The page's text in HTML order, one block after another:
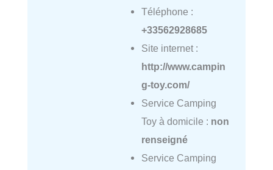
Téléphone :
+33562928685
Site internet :
http://www.campin
g-toy.com/
Service Camping
Toy à domicile : non
renseigné
Service Camping